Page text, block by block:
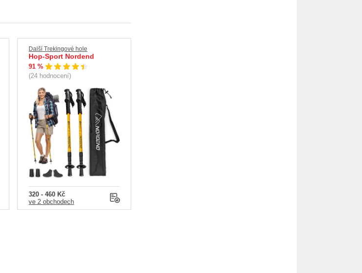
Další Trekingové hole
Hop-Sport Nordend
91 %
(24 hodnocení)
320 - 460 Kč
ve 2 obchodech